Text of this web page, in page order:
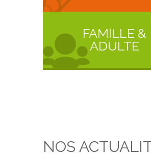
FAMILLE &
ADULTE
NOS